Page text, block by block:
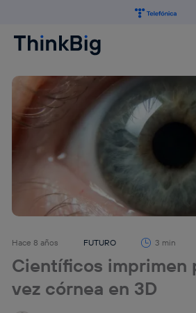
Hace 8 años FUTURO 3 min
Científicos imprimen
vez córnea en 3D